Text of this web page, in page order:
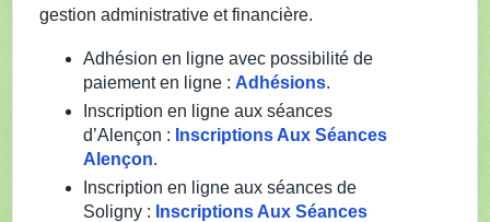
gestion administrative et financière.
Adhésion en ligne avec possibilité de
paiement en ligne : Adhésions.
Inscription en ligne aux séances
d’Alençon : Inscriptions Aux Séances
Alençon.
Inscription en ligne aux séances de
Soligny : Inscriptions Aux Séances